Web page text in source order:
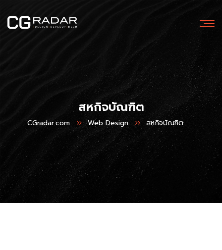
สหกิจบัณฑิต
CGradar.com Web Design สหกิจบัณฑิต